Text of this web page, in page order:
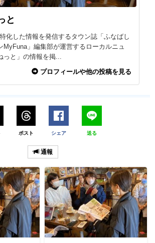
と
化した情報を発信するタウン誌「ふなばし
MyFuna」編集部が運営するローカルニュ
っと」の情報を掲...
プロフィールや他の投稿を見る
ポスト シェア 送る
通報